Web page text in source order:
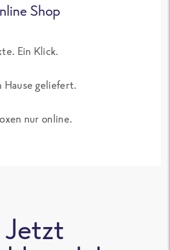
Shop
Ein Klick.
Hause geliefert.
nur online.
Jetzt